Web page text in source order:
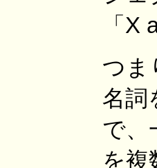
「
つま
名詞
で、
を複